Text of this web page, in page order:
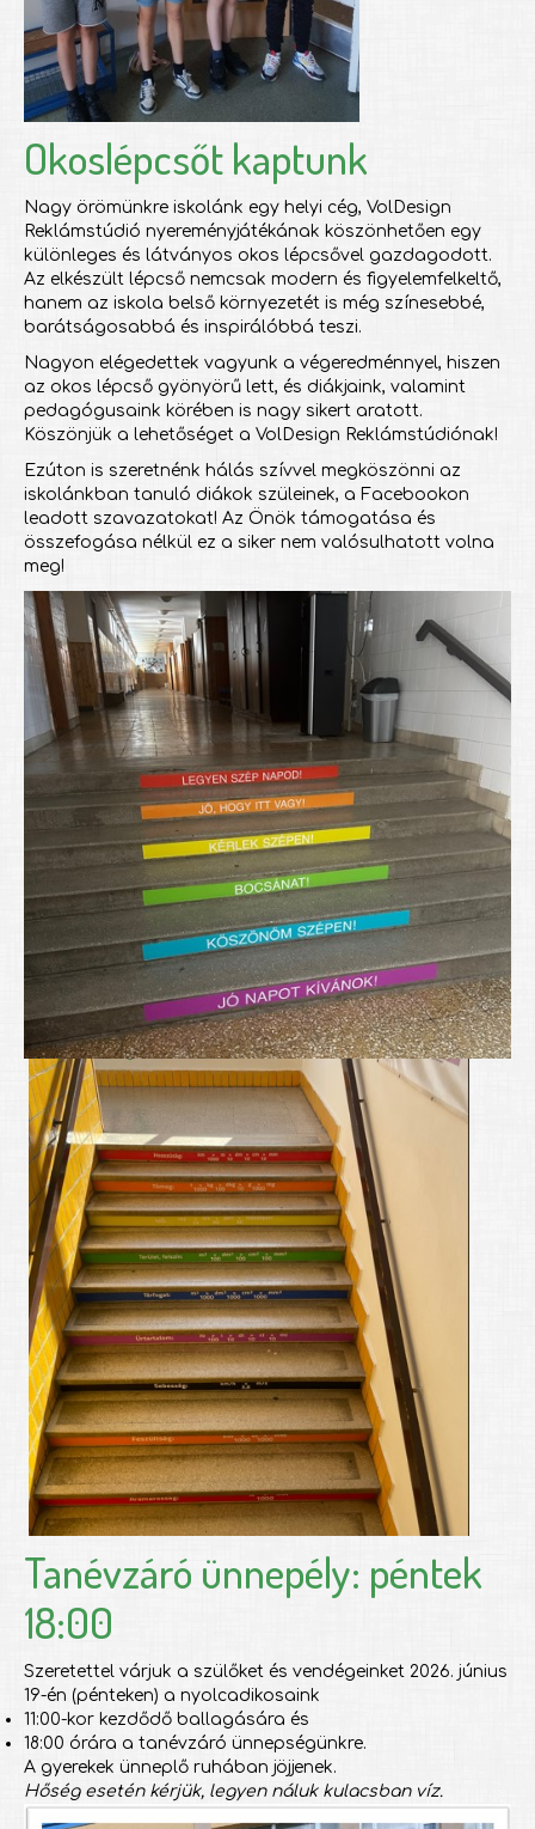
Okoslépcsőt kaptunk
Nagy örömünkre iskolánk egy helyi cég, VolDesign
Reklámstúdió nyereményjátékának köszönhetően egy
különleges és látványos okos lépcsővel gazdagodott.
Az elkészült lépcső nemcsak modern és figyelemfelkeltő,
hanem az iskola belső környezetét is még színesebbé,
barátságosabbá és inspirálóbbá teszi.
Nagyon elégedettek vagyunk a végeredménnyel, hiszen
az okos lépcső gyönyörű lett, és diákjaink, valamint
pedagógusaink körében is nagy sikert aratott.
Köszönjük a lehetőséget a VolDesign Reklámstúdiónak!
Ezúton is szeretnénk hálás szívvel megköszönni az
iskolánkban tanuló diákok szüleinek, a Facebookon
leadott szavazatokat! Az Önök támogatása és
összefogása nélkül ez a siker nem valósulhatott volna
meg!
Tanévzáró ünnepély: péntek
18:00
Szeretettel várjuk a szülőket és vendégeinket 2026. június
19-én (pénteken) a nyolcadikosaink
11:00-kor kezdődő ballagására és
18:00 órára a tanévzáró ünnepségünkre.
A gyerekek ünneplő ruhában jöjjenek.
Hőség esetén kérjük, legyen náluk kulacsban víz.